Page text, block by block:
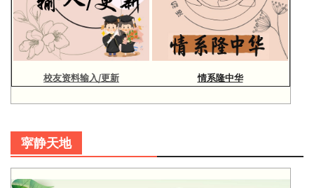
校友资料输入/更新 情系隆中华
寜静天地